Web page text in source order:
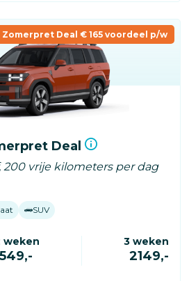
Zomerpret Deal € 165 voordeel p/w
Deal
200 vrije kilometers per dag
SUV
weken 3 weken
2149,-